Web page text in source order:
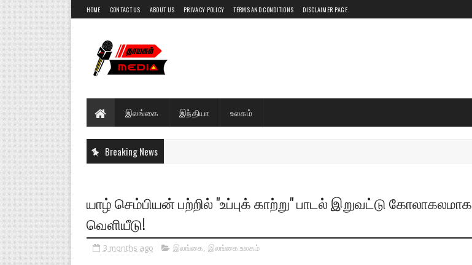
HOME CONTACT US ABOUT US PRIVACY POLICY TERMS AND CONDITIONS DISCLAIMER PAGE
இலங்கை இந்தியா உலகம்
Breaking News
யாழ் செம்பியன் பற்றில் "உப்புக் காற்று" பாடல் இறுவட்டு கோலாகலமாக
வெளியீடு!
3 months ago இலங்கை, இலங்கை.உலகம்